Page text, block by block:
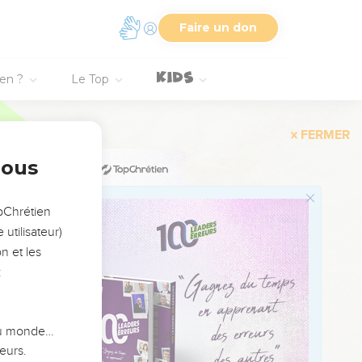
Faire un don
? Le Top
en quoi cela
la nuit,
oiseaux ? »
pas.
attention.
utilisateur)
et les
monde…